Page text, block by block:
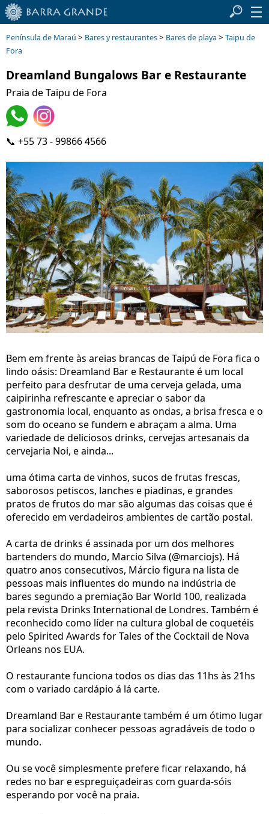
Península de Maraú > Bares y restaurantes> Bares de playa > Taipu de
Fora
Dreamland Bungalows Bar e Restaurante
Praia de Taipu de Fora
📞 +55 73 - 99866 4566
Bem em frente às areias brancas de Taipú de Fora fica o
lindo oásis: Dreamland Bar e Restaurante é um local
perfeito para desfrutar de uma cerveja gelada, uma
caipirinha refrescante e apreciar o sabor da
gastronomia local, enquanto as ondas, a brisa fresca e o
som do oceano se fundem e abraçam a alma. Uma
variedade de deliciosos drinks, cervejas artesanais da
cervejaria Noi, e ainda...
uma ótima carta de vinhos, sucos de frutas frescas,
saborosos petiscos, lanches e piadinas, e grandes
pratos de frutos do mar são algumas das coisas que é
oferecido em verdadeiros ambientes de cartão postal.
A carta de drinks é assinada por um dos melhores
bartenders do mundo, Marcio Silva (@marciojs). Há
quatro anos consecutivos, Márcio figura na lista de
pessoas mais influentes do mundo na indústria de
bares segundo a premiação Bar World 100, realizada
pela revista Drinks International de Londres. Também é
reconhecido como líder na cultura global de coquetéis
pelo Spirited Awards for Tales of the Cocktail de Nova
Orleans nos EUA.
O restaurante funciona todos os dias das 11hs às 21hs
com o variado cardápio á lá carte.
Dreamland Bar e Restaurante também é um ótimo lugar
para socializar conhecer pessoas agradáveis de todo o
mundo.
Ou se você simplesmente prefere ficar relaxando, há
redes no bar e espreguiçadeiras com guarda-sóis
esperando por você na praia.